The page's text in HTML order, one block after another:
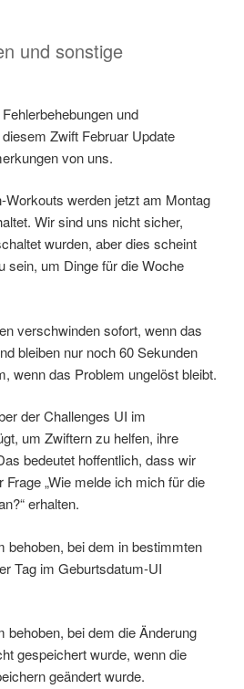
und sonstige
und
Zwift Februar Update
von uns.
Workouts werden jetzt am Montag
Wir sind uns nicht sicher,
wurden, aber dies scheint
sein, um Dinge für die Woche
verschwinden sofort, wenn das
bleiben nur noch 60 Sekunden
wenn das Problem ungelöst bleibt.
der Challenges UI im
um Zwiftern zu helfen, ihre
bedeutet hoffentlich, dass wir
„Wie melde ich mich für die
erhalten.
behoben, bei dem in bestimmten
Tag im Geburtsdatum-UI
behoben, bei dem die Änderung
gespeichert wurde, wenn die
geändert wurde.